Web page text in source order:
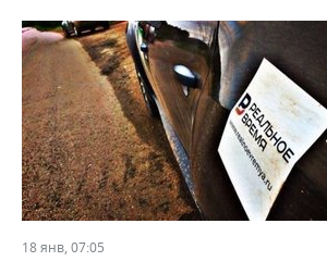
ВОДНЫЕ ВИДЫ СПОРТА
ХОККЕЙ С МЯЧОМ
ОБРАЗОВАНИЕ
ПРОИСШЕСТВИЯ
18 янв, 07:05